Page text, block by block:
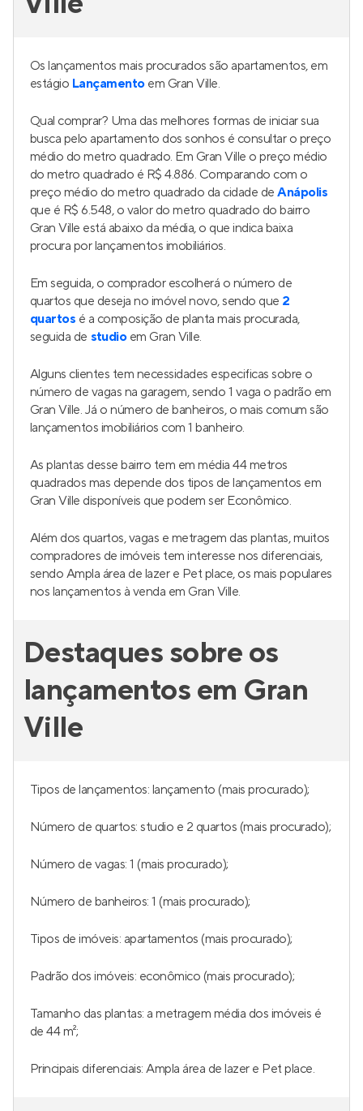
Os lançamentos mais procurados são apartamentos, em
estágio Lançamento em Gran Ville.
Qual comprar? Uma das melhores formas de iniciar sua
busca pelo apartamento dos sonhos é consultar o preço
médio do metro quadrado. Em Gran Ville o preço médio
do metro quadrado é R$ 4.886. Comparando com o
preço médio do metro quadrado da cidade deAnápolis
que é R$ 6.548, o valor do metro quadrado do bairro
Gran Ville está abaixo da média, o que indica baixa
procura por lançamentos imobiliários.
Em seguida, o comprador escolherá o número de
quartos que deseja no imóvel novo, sendo que 2
quartos é a composição de planta mais procurada,
seguida de studioem Gran Ville.
Alguns clientes tem necessidades especificas sobre o
número de vagas na garagem, sendo 1 vaga o padrão em
Gran Ville. Já o número de banheiros, o mais comum são
lançamentos imobiliários com 1 banheiro.
As plantas desse bairro tem em média 44 metros
quadrados mas depende dos tipos de lançamentos em
Gran Ville disponíveis que podem ser Econômico.
Além dos quartos, vagas e metragem das plantas, muitos
compradores de imóveis tem interesse nos diferenciais,
sendo Ampla área de lazer e Pet place, os mais populares
nos lançamentos à venda em Gran Ville.
Destaques sobre os
lançamentos em Gran
Ville
Tipos de lançamentos: lançamento (mais procurado);
Número de quartos: studio e 2 quartos (mais procurado);
Número de vagas: 1 (mais procurado);
Número de banheiros: 1 (mais procurado);
Tipos de imóveis: apartamentos (mais procurado);
Padrão dos imóveis: econômico (mais procurado);
Tamanho das plantas: a metragem média dos imóveis é
de 44 m²;
Principais diferenciais: Ampla área de lazer e Pet place.